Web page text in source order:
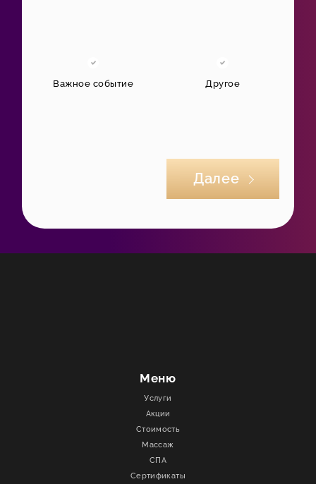
Важное событие Другое
Далее
Меню
Услуги
Акции
Стоимость
Массаж
СПА
Сертификаты